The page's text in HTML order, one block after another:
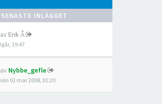
SENASTE INLÄGGET
av Erik Å
Igår, 19:47
av Nybbe_gefle
sön 02 mar 2008, 01:20